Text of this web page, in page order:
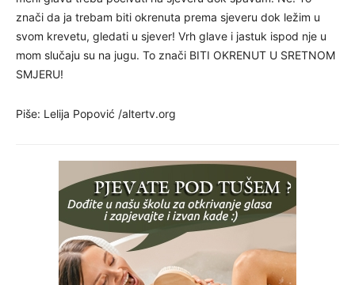
znači da ja trebam biti okrenuta prema sjeveru dok ležim u
svom krevetu, gledati u sjever! Vrh glave i jastuk ispod nje u
mom slučaju su na jugu. To znači BITI OKRENUT U SRETNOM
SMJERU!
Piše: Lelija Popović /altertv.org